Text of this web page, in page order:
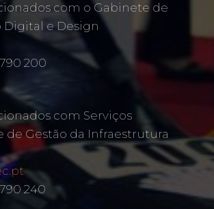
com o Gabinete de
e Design
200
com Serviços
de Gestão da Infraestrutura
240